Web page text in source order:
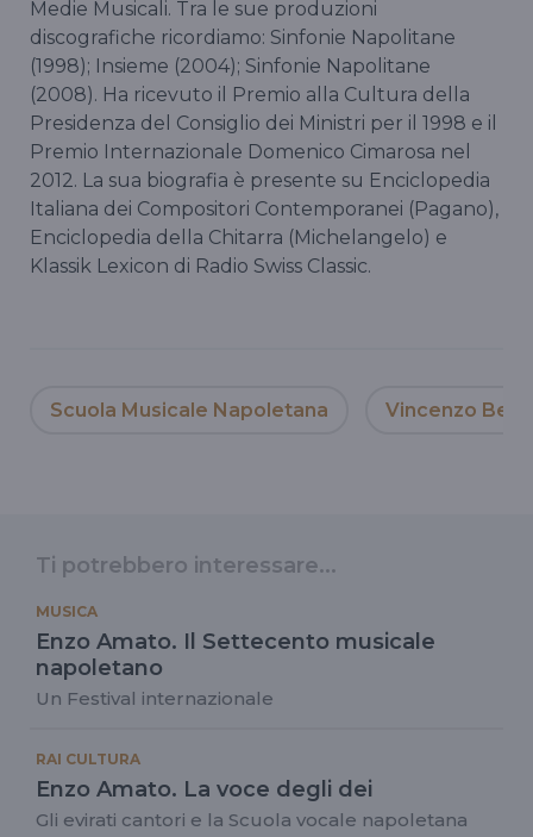
Medie Musicali. Tra le sue produzioni
discografiche ricordiamo: Sinfonie Napolitane
(1998); Insieme (2004); Sinfonie Napolitane
(2008). Ha ricevuto il Premio alla Cultura della
Presidenza del Consiglio dei Ministri per il 1998 e il
Premio Internazionale Domenico Cimarosa nel
2012. La sua biografia è presente su Enciclopedia
Italiana dei Compositori Contemporanei (Pagano),
Enciclopedia della Chitarra (Michelangelo) e
Klassik Lexicon di Radio Swiss Classic.
Scuola Musicale Napoletana Vincenzo
Ti potrebbero interessare...
MUSICA
Enzo Amato. Il Settecento musicale
napoletano
Un Festival internazionale
RAI CULTURA
Enzo Amato. La voce degli dei
Gli evirati cantori e la Scuola vocale napoletana